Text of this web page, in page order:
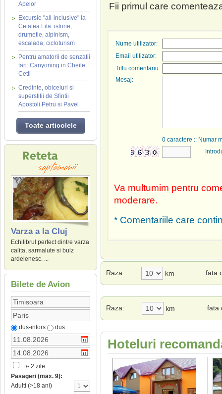
Apelor
Excursie "all-inclusive" la
Cetatea Lita: istorie,
drumetie, alpinism,
escalada, cicloturism
Pentru amatorii de senzatii
tari: Canyoning in Cheile
Cetii
Credinte, obiceiuri si
superstitii de Sfintii
Apostoli Petru si Pavel
Toate articolele
Varza a la Cluj
Echilibrul perfect dintre varza
calita, sarmalute si bulz
ardelenesc. ...
Bilete de Avion
dus-intors dus
+/- 2 zile
Pasageri (max. 9):
Adulti (>18 ani)
Fii primul care
Nume utilizator:
Email utilizator:
Titlu comentariu:
Mesaj:
0 caractere :: Numar
Va multumim pentru
moderare.
* Comentariile care
Raza: km fata
Raza: km fata
Hoteluri